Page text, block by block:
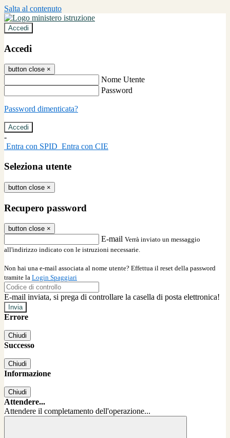
Salta al contenuto
Accedi
Accedi
button close ×
Nome Utente
Password
Password dimenticata?
-
Entra con SPID Entra con CIE
Seleziona utente
button close ×
Recupero password
button close ×
E-mail Verrà inviato un messaggio
all'indirizzo indicato con le istruzioni necessarie.
Non hai una e-mail associata al nome utente? Effettua il reset della password
tramite la Login Spaggiari
E-mail inviata, si prega di controllare la casella di posta elettronica!
Errore
Chiudi
Successo
Chiudi
Informazione
Chiudi
Attendere...
Attendere il completamento dell'operazione...